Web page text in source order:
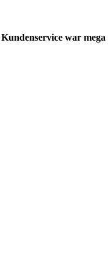
Kundenservice war mega